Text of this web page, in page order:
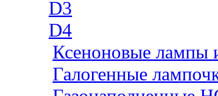
D3
D4
Ксеноновые лампы
Галогенные